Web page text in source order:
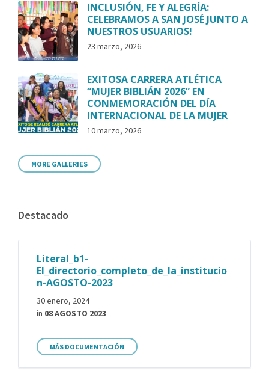
INCLUSIÓN, FE Y ALEGRÍA:
CELEBRAMOS A SAN JOSÉ JUNTO A
NUESTROS USUARIOS!
23 marzo, 2026
EXITOSA CARRERA ATLÉTICA
“MUJER BIBLIÁN 2026” EN
CONMEMORACIÓN DEL DÍA
INTERNACIONAL DE LA MUJER
10 marzo, 2026
MORE GALLERIES
Destacado
Literal_b1-
El_directorio_completo_de_la_institucio
n-AGOSTO-2023
30 enero, 2024
in 08 AGOSTO 2023
MÁS DOCUMENTACIÓN